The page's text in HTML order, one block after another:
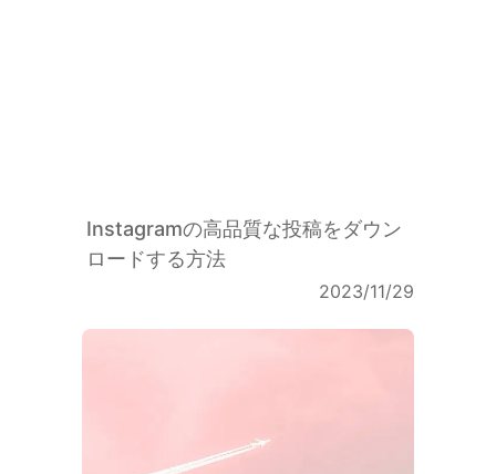
Instagramの高品質な投稿をダウン
ロードする方法
2023/11/29